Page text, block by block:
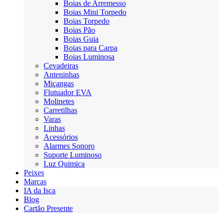
Boias de Arremesso
Boias Mini Torpedo
Boias Torpedo
Boias Pão
Boias Guia
Boias para Carpa
Boias Luminosa
Cevadeiras
Anteninhas
Miçangas
Flutuador EVA
Molinetes
Carretilhas
Varas
Linhas
Acessórios
Alarmes Sonoro
Suporte Luminoso
Luz Quimica
Peixes
Marcas
IA da Isca
Blog
Cartão Presente